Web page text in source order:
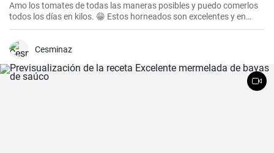
Amo los tomates de todas las maneras posibles y puedo comerlos
todos los días en kilos. 😁 Estos horneados son excelentes y en
invierno me recuerdan a las cálidas noches de verano. Y si
horneados seguramente serán apreciados por tus seres queridos.
Cesminaz